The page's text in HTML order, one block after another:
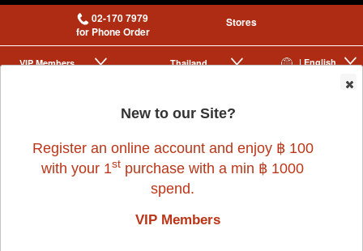
02-170 7979
for Phone Order
Stores
| English
Thailand
VIP Membership
|
New to our Site?
Register an online account and enjoy ฿ 100
with your 1st purchase with a min ฿ 1000
spend.
VIP Members